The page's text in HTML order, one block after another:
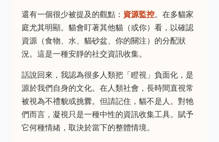
還有一個很少被提及的觀點： 資源監控。在多貓家
庭尤其明顯。貓會盯著其他貓（或你）看，以確認
資源（食物、水、貓砂盆、你的關注）的分配狀
況。這是一種安靜的社交資訊收集。
話說回來，我認為很多人類把「瞪視」負面化，是
源於我們自身的文化。在人類社會，長時間直視常
被視為不禮貌或挑釁。但請記住，貓不是人。對牠
們而言，凝視只是一種中性的資訊收集工具。賦予
它何種情緒，取決於當下的整體情境。